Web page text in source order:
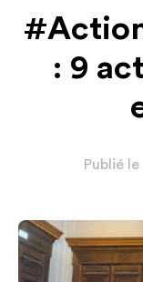
: 9
Publié le